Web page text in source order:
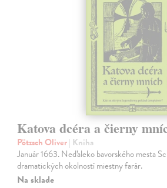
Katova dcéra a čierny
Pötzsch Oliver| Kniha
Január 1663. Neďaleko bavorského mesta
dramatických okolností miestny farár.
Na sklade